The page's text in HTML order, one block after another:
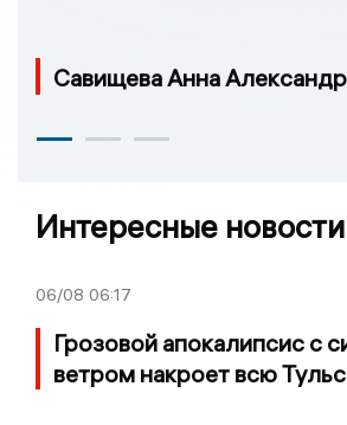
Савищева Анна
Интересные новости
06/08 06:17
Грозовой апокалипсис с
ветром накроет всю